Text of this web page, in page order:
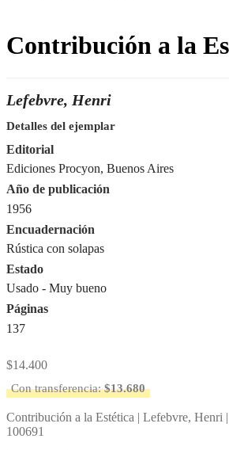
Contribución a la
Lefebvre, Henri
Detalles del ejemplar
Editorial
Ediciones Procyon, Buenos Aires
Año de publicación
1956
Encuadernación
Rústica con solapas
Estado
Usado - Muy bueno
Páginas
137
$14.400
Con transferencia:$13.680
Contribución a la Estética | Lefebvre, Henri
100691